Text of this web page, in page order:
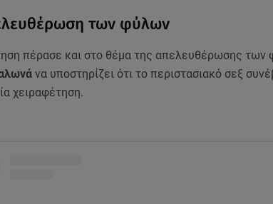
των φύλων
πέρασε και στο θέμα της απελευθέρωσης των
να υποστηρίζει ότι το περιστασιακό σεξ
χειραφέτηση.